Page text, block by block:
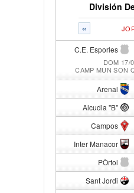
División
«
C.E. Esporles
DOM 17/
CAMP MUN SON
Arenal
Alcudia "B"
Campos
Inter Manacor
PÒrtol
Sant Jordi